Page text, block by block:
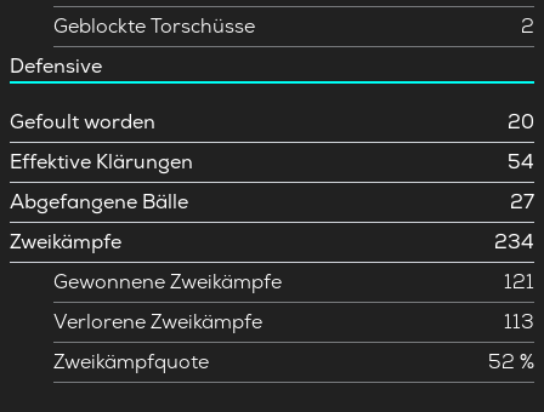
Geblockte Torschüsse
2
Defensive
Gefoult worden
20
Effektive Klärungen
54
Abgefangene Bälle
27
Zweikämpfe
234
Gewonnene Zweikämpfe
121
Verlorene Zweikämpfe
113
Zweikämpfquote
52 %